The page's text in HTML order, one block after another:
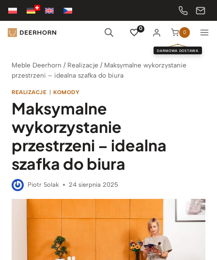
Przejdź
treści
0
0
DARMOWA DOSTAWA
Meble Deerhorn / Realizacje / Maksymalne wykorzystanie
przestrzeni – idealna szafka do biura
REALIZACJE | KOMODY
Maksymalne
wykorzystanie
przestrzeni – idealna
szafka do biura
Piotr Solak 24 sierpnia 2025